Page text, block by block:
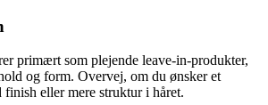
primært som plejende leave-in-produkter,
og form. Overvej, om du ønsker et
eller mere struktur i håret.